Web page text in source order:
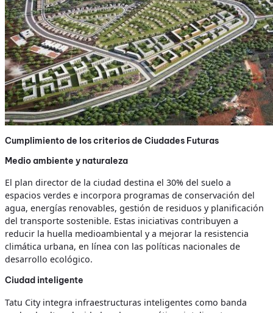
Cumplimiento de los criterios de Ciudades Futuras
Medio ambiente y naturaleza
El plan director de la ciudad destina el 30% del suelo a
espacios verdes e incorpora programas de conservación del
agua, energías renovables, gestión de residuos y planificación
del transporte sostenible. Estas iniciativas contribuyen a
reducir la huella medioambiental y a mejorar la resistencia
climática urbana, en línea con las políticas nacionales de
desarrollo ecológico.
Ciudad inteligente
Tatu City integra infraestructuras inteligentes como banda